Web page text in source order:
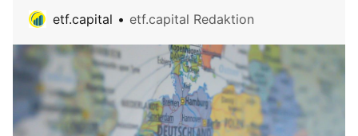
etf.capital
etf.capital Redaktion